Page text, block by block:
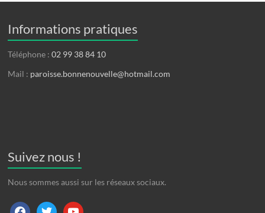
Informations pratiques
Téléphone :02 99 38 84 10
Mail : paroisse.bonnenouvelle@hotmail.com
Suivez nous !
Nous sommes aussi sur les réseaux sociaux.
facebooktwitter youtube